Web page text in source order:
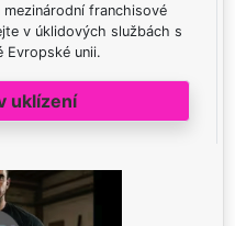
franchisové
v úklidových službách s
Evropské unii.
uklízení